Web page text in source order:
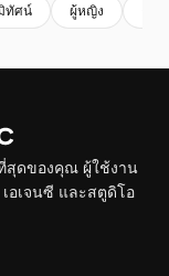
ทัศน์ ผู้หญิง
สุดของคุณ ผู้ใช้งาน
อเจนซี และสตูดิโอ